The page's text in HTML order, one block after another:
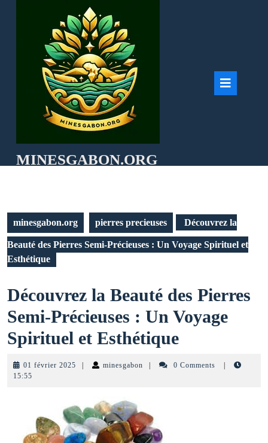
MINESGABON.ORG
minesgabon.org pierres precieuses Découvrez la
Beauté des Pierres Semi-Précieuses : Un Voyage Spirituel et
Esthétique
Découvrez la Beauté des Pierres
Semi-Précieuses : Un Voyage
Spirituel et EsthétiqueDécouvrez
la
01 février 2025 01
minesgabon minesgabon0 Comments
15:55